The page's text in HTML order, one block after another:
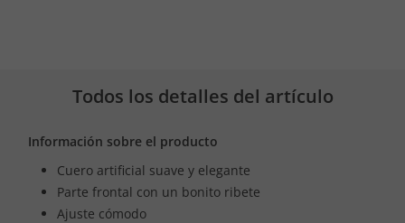
Todos los detalles del artículo
Información sobre el producto
Cuero artificial suave y elegante
Parte frontal con un bonito ribete
Ajuste cómodo